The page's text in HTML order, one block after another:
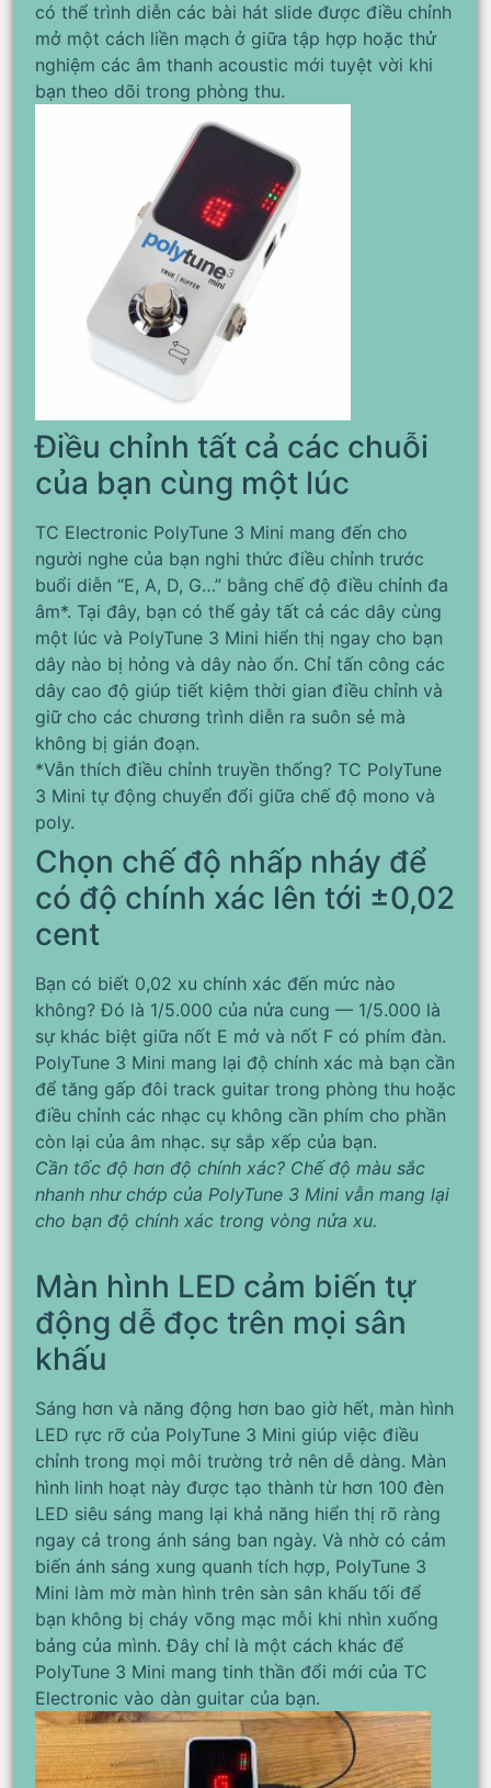
có thể trình diễn các bài hát slide được điều chỉnh
mở một cách liền mạch ở giữa tập hợp hoặc thử
nghiệm các âm thanh acoustic mới tuyệt vời khi
bạn theo dõi trong phòng thu.
Điều chỉnh tất cả các chuỗi
của bạn cùng một lúc
TC Electronic PolyTune 3 Mini mang đến cho
người nghe của bạn nghi thức điều chỉnh trước
buổi diễn “E, A, D, G…” bằng chế độ điều chỉnh đa
âm*. Tại đây, bạn có thể gảy tất cả các dây cùng
một lúc và PolyTune 3 Mini hiển thị ngay cho bạn
dây nào bị hỏng và dây nào ổn. Chỉ tấn công các
dây cao độ giúp tiết kiệm thời gian điều chỉnh và
giữ cho các chương trình diễn ra suôn sẻ mà
không bị gián đoạn.
*Vẫn thích điều chỉnh truyền thống? TC PolyTune
3 Mini tự động chuyển đổi giữa chế độ mono và
poly.
Chọn chế độ nhấp nháy để
có độ chính xác lên tới ±0,02
cent
Bạn có biết 0,02 xu chính xác đến mức nào
không? Đó là 1/5.000 của nửa cung — 1/5.000 là
sự khác biệt giữa nốt E mở và nốt F có phím đàn.
PolyTune 3 Mini mang lại độ chính xác mà bạn cần
để tăng gấp đôi track guitar trong phòng thu hoặc
điều chỉnh các nhạc cụ không cần phím cho phần
còn lại của âm nhạc. sự sắp xếp của bạn.
Cần tốc độ hơn độ chính xác? Chế độ màu sắc
nhanh như chớp của PolyTune 3 Mini vẫn mang lại
cho bạn độ chính xác trong vòng nửa xu.
Màn hình LED cảm biến tự
động dễ đọc trên mọi sân
khấu
Sáng hơn và năng động hơn bao giờ hết, màn hình
LED rực rỡ của PolyTune 3 Mini giúp việc điều
chỉnh trong mọi môi trường trở nên dễ dàng. Màn
hình linh hoạt này được tạo thành từ hơn 100 đèn
LED siêu sáng mang lại khả năng hiển thị rõ ràng
ngay cả trong ánh sáng ban ngày. Và nhờ có cảm
biến ánh sáng xung quanh tích hợp, PolyTune 3
Mini làm mờ màn hình trên sàn sân khấu tối để
bạn không bị cháy võng mạc mỗi khi nhìn xuống
bảng của mình. Đây chỉ là một cách khác để
PolyTune 3 Mini mang tinh thần đổi mới của TC
Electronic vào dàn guitar của bạn.